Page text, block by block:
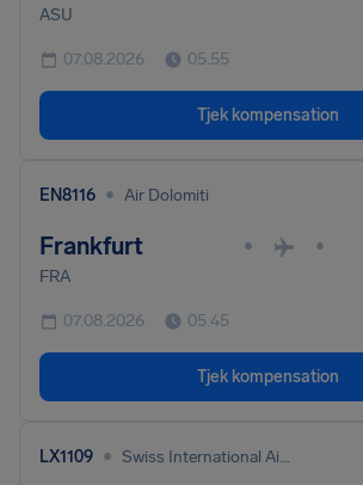
ASU
07.08.2026 05.55
Tjek kompensation
EN8116 • Air Dolomiti
Frankfurt • •
FRA
07.08.2026 05.45
Tjek kompensation
LX1109 • Swiss International Air Lines